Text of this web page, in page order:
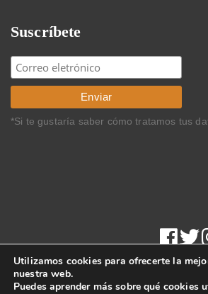
Suscríbete
*Si te gustaría saber cómo tratamos tus
Utilizamos cookies para ofrecerte la
nuestra web.
Puedes aprender más sobre qué cookies